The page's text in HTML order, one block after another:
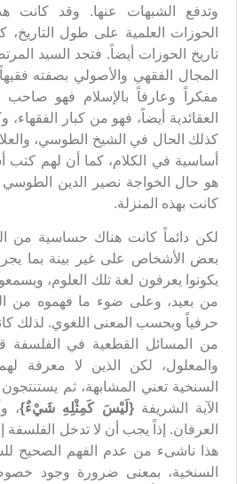
وتدفع الشبهات عنها. وقد كانت
الحوزات العلمية على طول
تاريخ الحوزات أيضاً. فتجد السيد
المجال الفقهي والأصولي بصفته
مفكراً وعارفاً بالإسلام فهو
العقائدية أيضاً، فهو من كبار
كذلك الحال في الشيخ الطوسي،
أساسية في الكلام، كما أن لهم كتب
هو حال الخواجة نصير الدين الطوسي
كانت بهذه المنزلة.
لكن دائماً كانت هناك حساسية من
بعض الأشخاص على غير بينة بما
يكونوا يعرفون لغة تلك العلوم،
من بعيد، وعلى ضوء ما فهموه من
حرفياً وبحسب المعنى اللغوي. لذلك
من المسائل القطعية في الفلسفة
والمعلول، لكن الذين لا معرفة
السنخية تعني المشابهة، ثم
الآية الشريفة{لَيْسَ كَمِثْلِهِ شَيْءٌ}،
العرفان. إذاً يجب أن لا تدخل الفلسفة
هذا ناشىء من عدم الفهم الصحيح
السنخية، بمعنى ضرورة وجود